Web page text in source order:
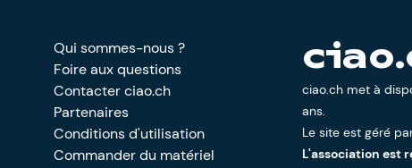
Qui sommes-nous ?
Foire aux questions
Contacter ciao.ch
Partenaires
Conditions d'utilisation
Commander du matériel
ciao.ch met à
ans.
Le site est géré
L'association est